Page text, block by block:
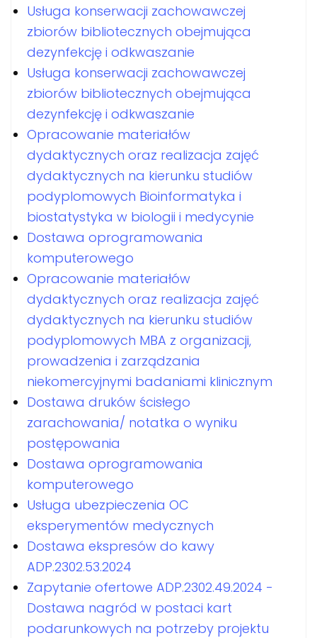
Usługa konserwacji zachowawczej
zbiorów bibliotecznych obejmująca
dezynfekcję i odkwaszanie
Usługa konserwacji zachowawczej
zbiorów bibliotecznych obejmująca
dezynfekcję i odkwaszanie
Opracowanie materiałów
dydaktycznych oraz realizacja zajęć
dydaktycznych na kierunku studiów
podyplomowych Bioinformatyka i
biostatystyka w biologii i medycynie
Dostawa oprogramowania
komputerowego
Opracowanie materiałów
dydaktycznych oraz realizacja zajęć
dydaktycznych na kierunku studiów
podyplomowych MBA z organizacji,
prowadzenia i zarządzania
niekomercyjnymi badaniami klinicznym
Dostawa druków ścisłego
zarachowania/ notatka o wyniku
postępowania
Dostawa oprogramowania
komputerowego
Usługa ubezpieczenia OC
eksperymentów medycznych
Dostawa ekspresów do kawy
ADP.2302.53.2024
Zapytanie ofertowe ADP.2302.49.2024 -
Dostawa nagród w postaci kart
podarunkowych na potrzeby projektu